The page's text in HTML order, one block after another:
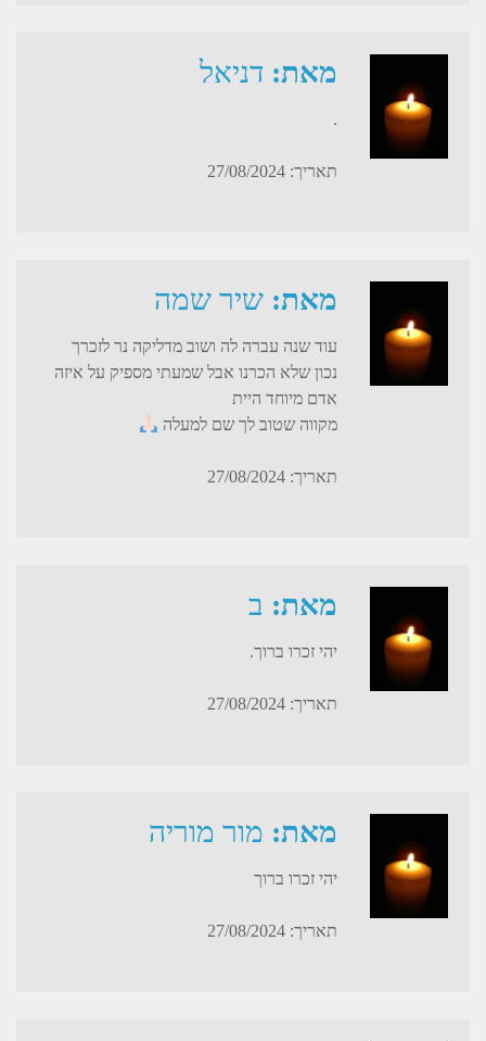
מאת: דניאל
.
תאריך: 27/08/2024
מאת: שיר שמה
עוד שנה עברה לה ושוב מדליקה נר לזכרך
נכון שלא הכרנו אבל שמעתי מספיק על איזה
אדם מיוחד היית
מקווה שטוב לך שם למעלה
תאריך: 27/08/2024
מאת: ב
יהי זכרו ברוך.
תאריך: 27/08/2024
מאת: מור מוריה
יהי זכרו ברוך
תאריך: 27/08/2024